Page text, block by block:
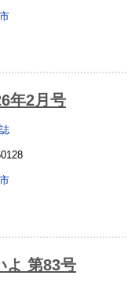
年2月号
よ 第83号